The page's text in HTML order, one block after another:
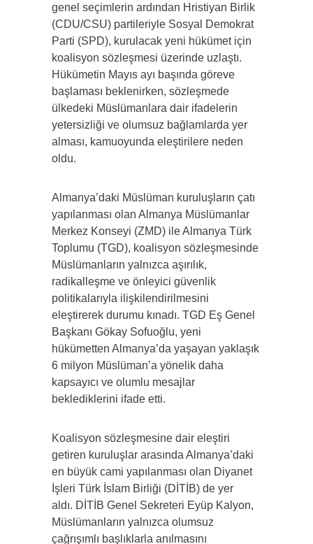
genel seçimlerin ardından Hristiyan Birlik
(CDU/CSU) partileriyle Sosyal Demokrat
Parti (SPD), kurulacak yeni hükümet için
koalisyon sözleşmesi üzerinde uzlaştı.
Hükümetin Mayıs ayı başında göreve
başlaması beklenirken, sözleşmede
ülkedeki Müslümanlara dair ifadelerin
yetersizliği ve olumsuz bağlamlarda yer
alması, kamuoyunda eleştirilere neden
oldu.
Almanya’daki Müslüman kuruluşların çatı
yapılanması olan Almanya Müslümanlar
Merkez Konseyi (ZMD) ile Almanya Türk
Toplumu (TGD), koalisyon sözleşmesinde
Müslümanların yalnızca aşırılık,
radikalleşme ve önleyici güvenlik
politikalarıyla ilişkilendirilmesini
eleştirerek durumu kınadı. TGD Eş Genel
Başkanı Gökay Sofuoğlu, yeni
hükümetten Almanya’da yaşayan yaklaşık
6 milyon Müslüman’a yönelik daha
kapsayıcı ve olumlu mesajlar
beklediklerini ifade etti.
Koalisyon sözleşmesine dair eleştiri
getiren kuruluşlar arasında Almanya’daki
en büyük cami yapılanması olan Diyanet
İşleri Türk İslam Birliği (DİTİB) de yer
aldı. DİTİB Genel Sekreteri Eyüp Kalyon,
Müslümanların yalnızca olumsuz
çağrışımlı başlıklarla anılmasını